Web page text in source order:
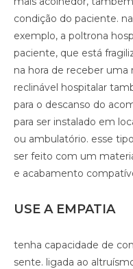
condição do paciente.
exemplo, a poltrona
paciente, que está
na hora de receber uma
reclinável hospitalar
para o descanso do
para ser instalado em
ou ambulatório. esse
ser feito com um
e acabamento
USE A EMPATIA
tenha capacidade de
sente. ligada ao